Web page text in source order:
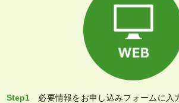
Step1
必要情報をお申し込みフォームに入